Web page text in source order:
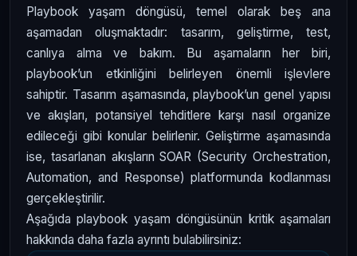
Playbook yaşam döngüsü, temel olarak beş ana
aşamadan oluşmaktadır: tasarım, geliştirme, test,
canlıya alma ve bakım. Bu aşamaların her biri,
playbook’un etkinliğini belirleyen önemli işlevlere
sahiptir. Tasarım aşamasında, playbook’un genel yapısı
ve akışları, potansiyel tehditlere karşı nasıl organize
edileceği gibi konular belirlenir. Geliştirme aşamasında
ise, tasarlanan akışların SOAR (Security Orchestration,
Automation, and Response) platformunda kodlanması
gerçekleştirilir.
Aşağıda playbook yaşam döngüsünün kritik aşamaları
hakkında daha fazla ayrıntı bulabilirsiniz: